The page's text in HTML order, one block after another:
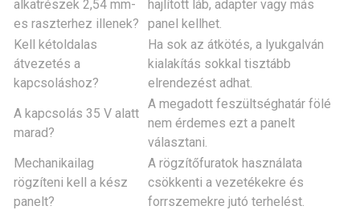
alkatrészek 2,54 mm-
es raszterhez illenek?
hajlított láb, adapter vagy más
panel kellhet.
Kell kétoldalas
átvezetés a
kapcsoláshoz?
Ha sok az átkötés, a lyukgalván
kialakítás sokkal tisztább
elrendezést adhat.
A kapcsolás 35 V alatt
marad?
A megadott feszültséghatár fölé
nem érdemes ezt a panelt
választani.
Mechanikailag
rögzíteni kell a kész
panelt?
A rögzítőfuratok használata
csökkenti a vezetékekre és
forrszemekre jutó terhelést.